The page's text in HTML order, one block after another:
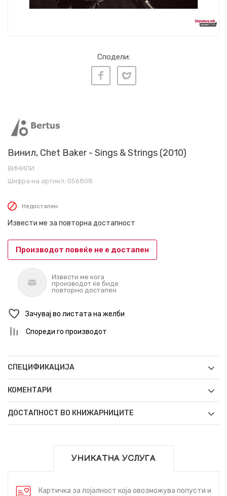
Сподели:
Винил, Chet Baker - Sings & Strings (2010)
ВИНИЛИ
Шифра на артикл: 056808
Недостапен
Извести ме за повторна достапност
Производот повеќе не е достапен
Извести ме кога
производот ќе биде
повторно достапен
Зачувај во листата на желби
Спореди го производот
СПЕЦИФИКАЦИЈА
КОМЕНТАРИ
ДОСТАПНОСТ ВО КНИЖАРНИЦИТЕ
УНИКАТНА УСЛУГА
Картичка за лојалност која овозможува попусти и